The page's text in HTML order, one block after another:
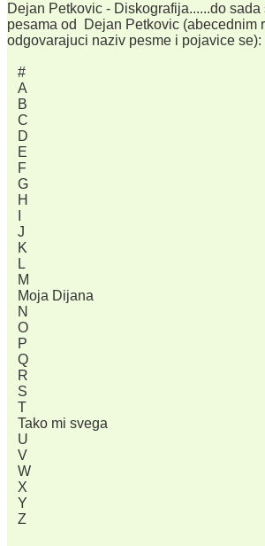
Dejan Petkovic - Diskografija......do
pesama od Dejan Petkovic (abecednim
odgovarajuci naziv pesme i pojavice se):
#
A
B
C
D
E
F
G
H
J
K
L
M
Moja Dijana
N
O
P
Q
R
S
T
Tako mi svega
U
V
W
X
Y
Z